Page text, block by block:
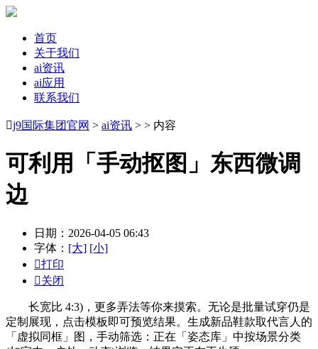
首页
关于我们
ai资讯
ai应用
联系我们
j9国际集团官网 > ai资讯 > > 内容
可利用「手动抠图」东西微调
边
日期：2026-04-05 06:43
字体： [大] [小]
打印
关闭
长宽比 4:3)，更多弄法等你来摸索。无论是批量试穿仍是
定制展现，点击模板即可预览结果。生成新品鞋款取代言人的
「虚拟同框」图，手动筛选：正在「姿态库」中按场景分类